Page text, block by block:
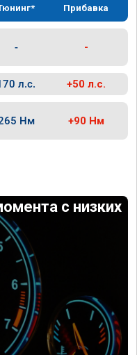
Прибавка
- -
л.с. +50 л.с.
Нм +90 Нм
с низких